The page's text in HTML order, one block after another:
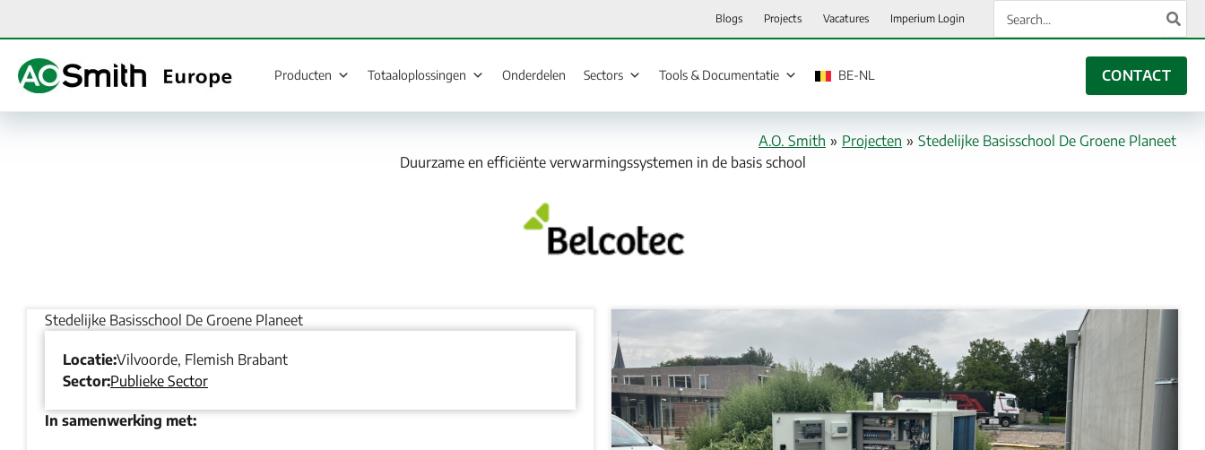
inhoud
Blogs Projects Vacatures Imperium Login
for:
Producten Totaaloplossingen Onderdelen Sectors Tools & Documentatie BE-NL CONTACT
A.O. Smith » Projecten » Stedelijke Basisschool De Groene Planeet
Duurzame en efficiënte verwarmingssystemen in de basis school
Stedelijke Basisschool De Groene Planeet
Locatie:Vilvoorde, Flemish Brabant
Sector:Publieke Sector
In samenwerking met: